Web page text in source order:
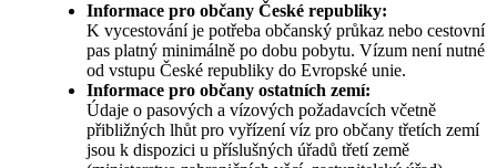
Informace pro občany České republiky:
K vycestování je potřeba občanský průkaz nebo cestovní
pas platný minimálně po dobu pobytu. Vízum není nutné
od vstupu České republiky do Evropské unie.
Informace pro občany ostatních zemí:
Údaje o pasových a vízových požadavcích včetně
přibližných lhůt pro vyřízení víz pro občany třetích zemí
jsou k dispozici u příslušných úřadů třetí země